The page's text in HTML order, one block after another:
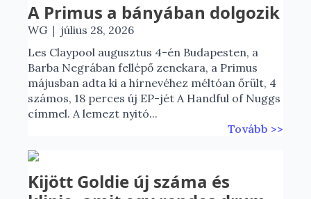
A Primus a bányában dolgozik
WG | július 28, 2026
Les Claypool augusztus 4-én Budapesten, a
Barba Negrában fellépő zenekara, a Primus
májusban adta ki a hírnevéhez méltóan őrült, 4
számos, 18 perces új EP-jét A Handful of Nuggs
címmel. A lemezt nyitó...
Tovább >>
Kijött Goldie új száma és